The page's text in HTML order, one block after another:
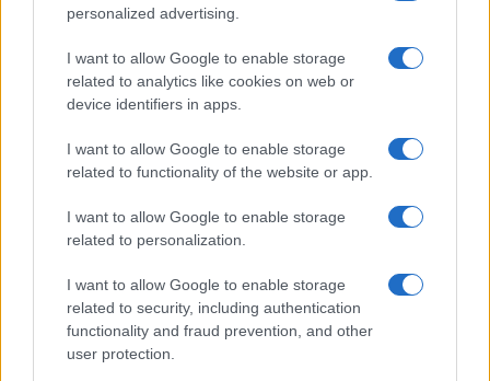
personalized advertising.
I want to allow Google to enable storage
related to analytics like cookies on web or
device identifiers in apps.
I want to allow Google to enable storage
related to functionality of the website or app.
I want to allow Google to enable storage
related to personalization.
I want to allow Google to enable storage
related to security, including authentication
functionality and fraud prevention, and other
user protection.
Sanità sarda e transizione verde: tra case della
comunità, industria farmaceutica e tensioni politiche